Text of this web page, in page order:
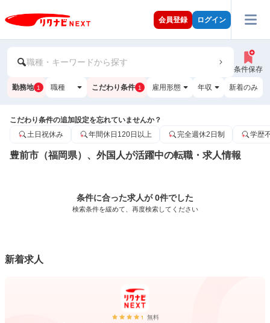
会員登録 ログイン
職種・キーワードから探す
条件保存
勤務地 1 職種 こだわり条件 1 雇用形態 年収 新着のみ
こだわり条件の追加設定を忘れていませんか？
土日祝休み
年間休日120日以上 完全週休2日制 学歴
豊前市（福岡県）、外国人が活躍中の転職・求人情報
条件に合った求人が 0件でした
検索条件を緩めて、再度検索してください
新着求人
無料